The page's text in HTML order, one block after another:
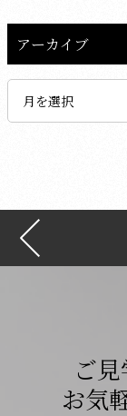
アーカイブ
イ
ご
お気